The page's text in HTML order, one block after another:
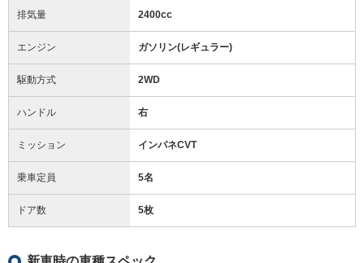
排気量 2400cc
エンジン ガソリン(レギュラー)
駆動方式 2WD
ハンドル 右
ミッション インパネCVT
乗車定員 5名
ドア数 5枚